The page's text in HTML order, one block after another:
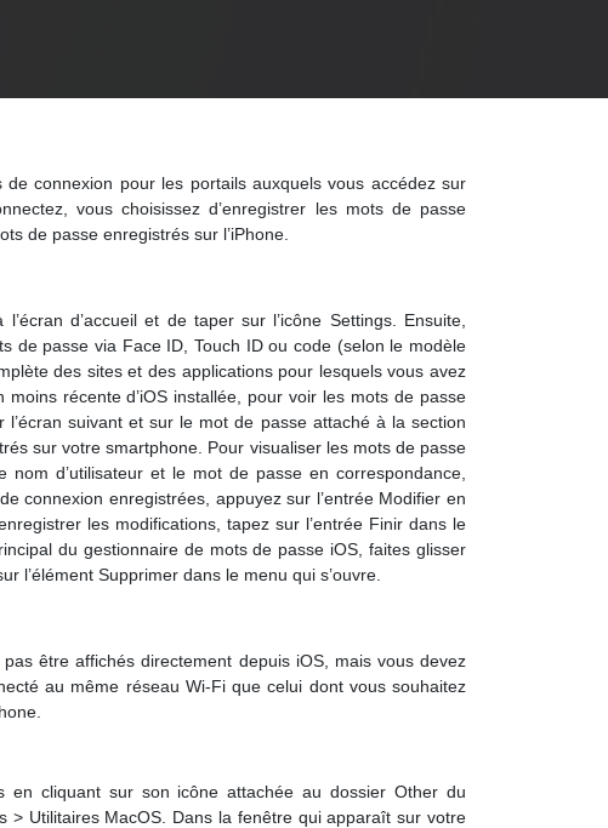
connexion pour les portails auxquels vous accédez sur
vous choisissez d’enregistrer les mots de passe
de passe enregistrés sur l’iPhone.
d’accueil et de taper sur l’icône Settings. Ensuite,
de passe via Face ID, Touch ID ou code (selon le modèle
des sites et des applications pour lesquels vous avez
récente d’iOS installée, pour voir les mots de passe
l’écran suivant et sur le mot de passe attaché à la section
sur votre smartphone. Pour visualiser les mots de passe
d’utilisateur et le mot de passe en correspondance,
connexion enregistrées, appuyez sur l’entrée Modifier en
les modifications, tapez sur l’entrée Finir dans le
du gestionnaire de mots de passe iOS, faites glisser
l’élément Supprimer dans le menu qui s’ouvre.
être affichés directement depuis iOS, mais vous devez
au même réseau Wi-Fi que celui dont vous souhaitez
en cliquant sur son icône attachée au dossier Other du
> Utilitaires MacOS. Dans la fenêtre qui apparaît sur votre